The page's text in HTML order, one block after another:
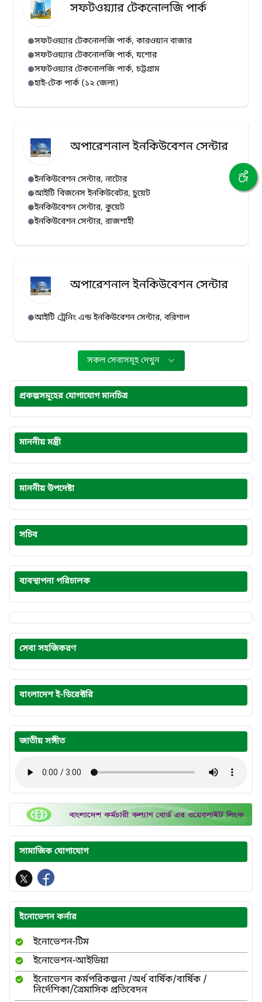
সফটওয়্যার টেকনোলজি পার্ক
সফটওয়্যার টেকনোলজি পার্ক, কারওয়ান বাজার
সফটওয়্যার টেকনোলজি পার্ক, যশোর
সফটওয়্যার টেকনোলজি পার্ক, চট্টগ্রাম
হাই-টেক পার্ক (১২ জেলা)
অপারেশনাল ইনকিউবেশন সেন্টার
ইনকিউবেশন সেন্টার, নাটোর
আইটি বিজনেস ইনকিউবেটর, চুয়েট
ইনকিউবেশন সেন্টার, কুয়েট
ইনকিউবেশন সেন্টার, রাজশাহী
অপারেশনাল ইনকিউবেশন সেন্টার
আইটি ট্রেনিং এন্ড ইনকিউবেশন সেন্টার, বরিশাল
সকল সেবাসমূহ দেখুন
প্রকল্পসমূহের যোগাযোগ মানচিত্র
মাননীয় মন্ত্রী
মাননীয় উপদেষ্টা
সচিব
ব্যবস্থাপনা পরিচালক
সেবা সহজিকরণ
বাংলাদেশ ই-ডিরেক্টরি
জাতীয় সঙ্গীত
সামাজিক যোগাযোগ
ইনোভেশন কর্নার
ইনোভেশন-টিম
ইনোভেশন-আইডিয়া
ইনোভেশন কর্মপরিকল্পনা /অর্ধ বার্ষিক/বার্ষিক /
নির্দেশিকা/ত্রৈমাসিক প্রতিবেদন